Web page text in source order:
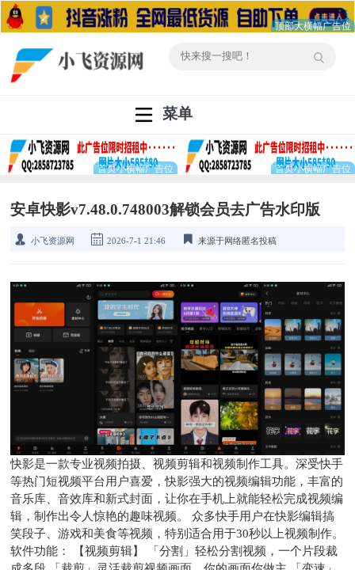
菜单
安卓快影v7.48.0.748003解锁会员去广告水印版
小飞资源网 2026-7-1 21:46 来源于网络匿名投稿
快影是一款专业视频拍摄、视频剪辑和视频制作工具。深受快手
等热门短视频平台用户喜爱，快影强大的视频编辑功能，丰富的
音乐库、音效库和新式封面，让你在手机上就能轻松完成视频编
辑，制作出令人惊艳的趣味视频。 众多快手用户在快影编辑搞
笑段子、游戏和美食等视频，特别适合用于30秒以上视频制作。
软件功能： 【视频剪辑】 「分割」轻松分割视频，一个片段裁